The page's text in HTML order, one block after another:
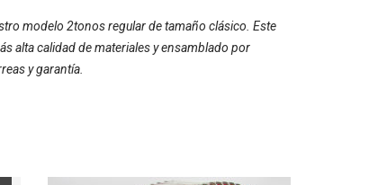
modelo 2tonos regular de tamaño clásico. Este
alta calidad de materiales y ensamblado por
y garantía.